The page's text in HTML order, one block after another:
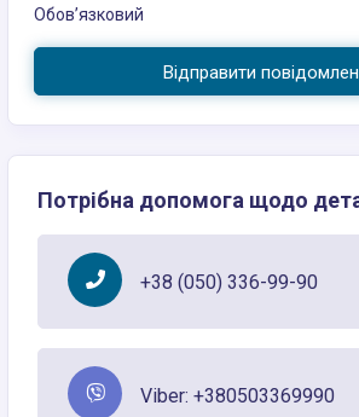
Обов’язковий
Відправити
Потрібна допомога щодо
+38 (050) 336-99-90
Viber: +380503369990